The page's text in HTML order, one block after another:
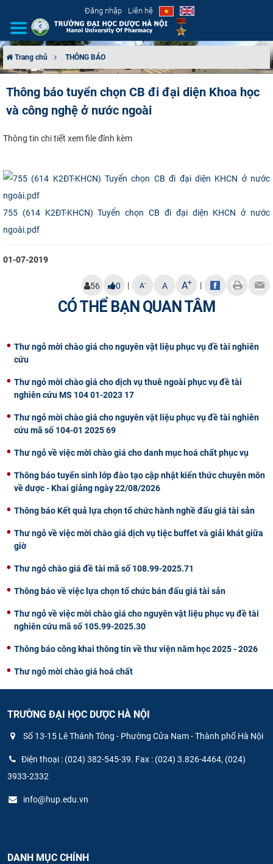
Đăng nhập Liên hệ
CƠ CẤU TỔ CHỨC
TUYỂN SINH
ĐÀO TẠO
ĐẢM BẢO CHẤT LƯỢNG
KHOA HỌC CÔNG NGHỆ
HTQT
CỰU NGƯỜI HỌC
Trang chủ THÔNG BÁO
Thông báo tuyển chọn CB đi đại diện Khoa học
và công nghệ ở nước ngoài
​​Thông tin chi tiết xem file đính kèm
755 (614 K2ĐT-KHCN) Tuyển chọn CB đi đại diện KHCN ở nước
ngoài.pdf
01-07-2019
56 0 | A- A A+ |
CÓ THỂ BẠN QUAN TÂM
Thư ngỏ mời chào giá cho nguyên vật liệu phục vụ đề tài nghiên
cứu
Thư ngỏ mời chào giá cho dịch vụ thuê ngoài phục vụ đề tài
nghiên cứu MS 104 01-2023 17
Thư ngỏ mời chào giá cho nguyên vật liệu phục vụ đề tài nghiên
cứu mã số 104-01 2025 69
Thư ngỏ về việc mời chào giá cho danh mục hoá chất phục vụ
Thông báo tuyển sinh lớp đào tạo cập nhật kiến thức chuyên môn
về dược - Khai giảng ngày 22/08/2026
Thông báo Kết quả lựa chọn tổ chức hành nghề đấu giá tài sản
Thư ngỏ về việc mời chào giá dịch vụ tiệc buffet và giải khát giữa
giờ
Thư ngỏ chào giá đề tài mã số 108.99-2025.71
Thông báo về việc lựa chọn tổ chức bán đấu giá tài sản
Thư ngỏ về việc mời chào giá cho nguyên vật liệu phục vụ đề tài
nghiên cứu mã số 105.99-2025.30
Thông báo công khai thông tin về thư viện năm học 2025 - 2026
Thư ngỏ mời chào giá hoá chất
TRƯỜNG ĐẠI HỌC DƯỢC HÀ NỘI
Số 13-15 Lê Thánh Tông - Phường Cửa Nam - Thành phố Hà Nội
Điện thoại : (024) 382-545-39. Fax : (024) 3.826-4464, (024)
3933-2332
info@hup.edu.vn
DANH MỤC CHÍNH